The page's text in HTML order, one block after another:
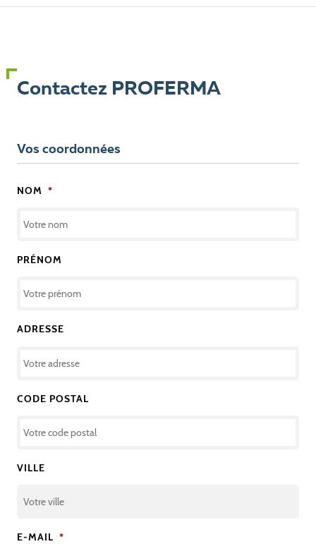
Contactez PROFERMA
Vos coordonnées
NOM *
PRÉNOM
ADRESSE
CODE POSTAL
VILLE
E-MAIL *